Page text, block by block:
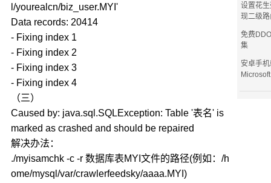
l/yourealcn/biz_user.MYI'
Data records: 20414
- Fixing index 1
- Fixing index 2
- Fixing index 3
- Fixing index 4
（三）
Caused by: java.sql.SQLException: Table '表名' is
marked as crashed and should be repaired
解决办法：
./myisamchk -c -r 数据库表MYI文件的路径(例如：/h
ome/mysql/var/crawlerfeedsky/aaaa.MYI)
设置花
现二级
免费
集
安卓手